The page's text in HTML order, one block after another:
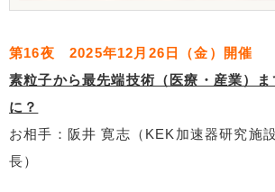
第16夜 2025年12月26日（金）開催
素粒子から最先端技術（医療・産業）
に？
お相手：阪井 寛志（KEK加速器研究施
長）